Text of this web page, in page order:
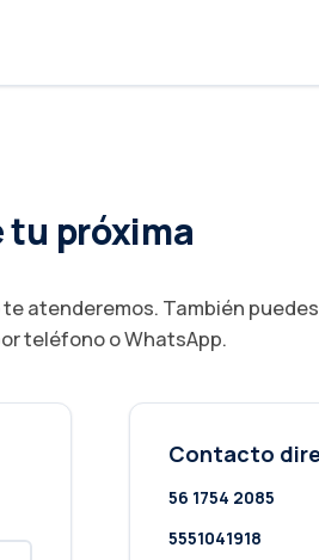
tu próxima
atenderemos. También puedes
teléfono o WhatsApp.
Contacto
56 1754 2085
5551041918